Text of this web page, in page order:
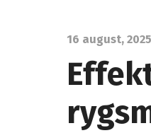
16 august, 2025